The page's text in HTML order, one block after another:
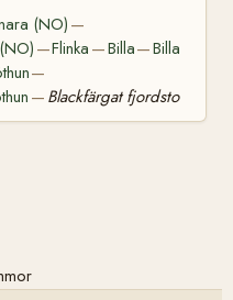
(NO) —
—Flinka —Billa—Billa
—
— Blackfärgat fjordsto